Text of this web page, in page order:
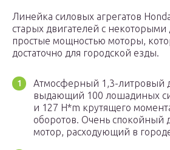
Линейка силовых агрегатов
старых двигателей с некоторыми
простые мощностью моторы,
достаточно для городской езды.
Атмосферный 1,3-литровый
выдающий 100 лошадиных
и 127 H*m крутящего
оборотов. Очень спокойный
мотор, расходующий в